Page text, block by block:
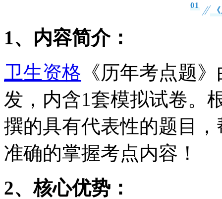
01
《
1、内容简介：
卫生资格 《历年考点题
发，内含1套模拟试卷。
撰的具有代表性的题目
准确的掌握考点内容！
2、核心优势：